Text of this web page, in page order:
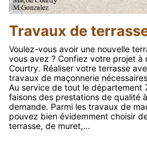
Travaux de
Voulez-vous avoir une nouvelle
vous avez ? Confiez votre projet à
Courtry. Réaliser votre terrasse
travaux de maçonnerie
Au service de tout le département
faisons des prestations de qualité
demande. Parmi les travaux de
pouvez bien évidemment choisir
terrasse, de muret,…